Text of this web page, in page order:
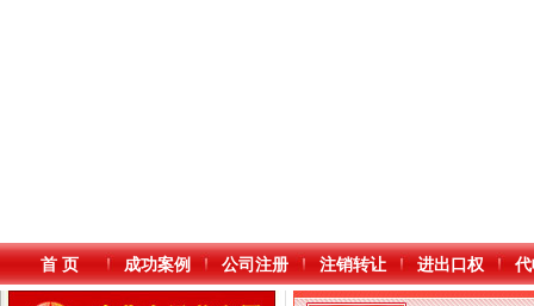
首 页 成功案例 公司注册 注销转让 进出口权